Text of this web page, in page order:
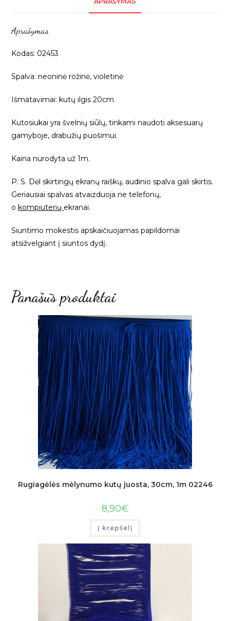
1m
Aprašymas
Kodas: 02453
Spalva: neoninė rožinė, violetinė
Išmatavimai: kutų ilgis 20cm
Kutosiukai yra švelnių siūlų, tinkami naudoti aksesuarų
gamyboje, drabužių puošimui.
Kaina nurodyta už 1m.
P. S. Dėl skirtingų ekranų raiškų, audinio spalva gali skirtis.
Geriausiai spalvas atvaizduoja ne telefonų,
okompiuterių ekranai.
Siuntimo mokestis apskaičiuojamas papildomai
atsižvelgiant į siuntos dydį.
Panašūs produktai
Rugiagėlės mėlynumo kutų juosta, 30cm, 1m 02246
8,90€
Į krepšelį